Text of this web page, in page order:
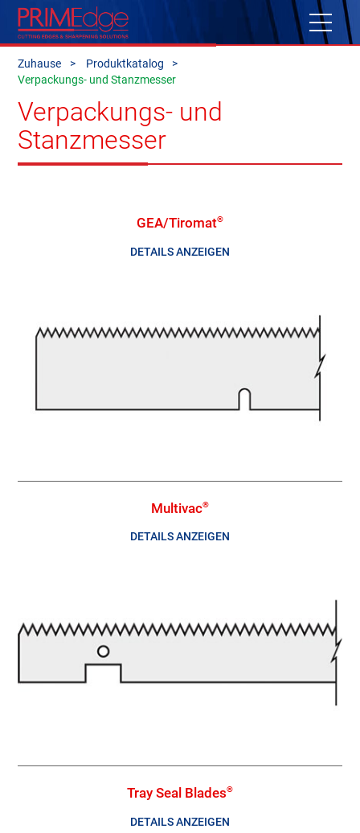
Zuhause
Produktkatalog
Verpackungs- und Stanzmesser
Verpackungs- und
Stanzmesser
GEA/Tiromat®
DETAILS ANZEIGEN
Multivac®
DETAILS ANZEIGEN
Tray Seal Blades®
DETAILS ANZEIGEN